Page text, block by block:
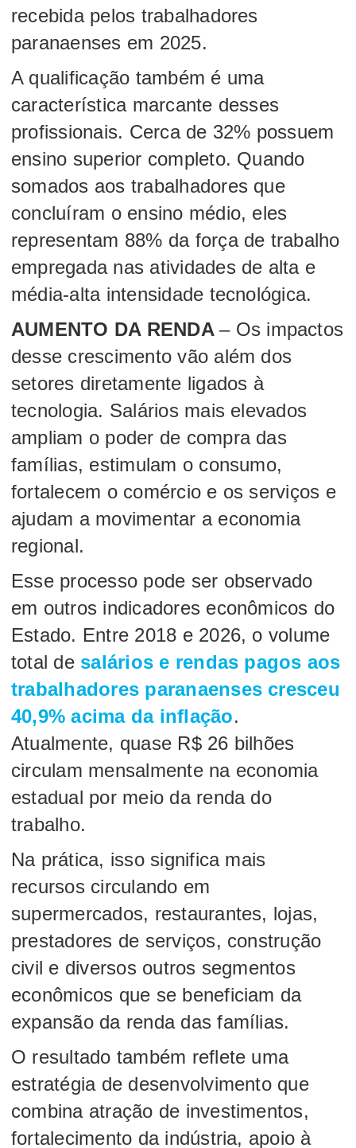
recebida pelos trabalhadores
paranaenses em 2025.
A qualificação também é uma
característica marcante desses
profissionais. Cerca de 32% possuem
ensino superior completo. Quando
somados aos trabalhadores que
concluíram o ensino médio, eles
representam 88% da força de trabalho
empregada nas atividades de alta e
média-alta intensidade tecnológica.
AUMENTO DA RENDA– Os impactos
desse crescimento vão além dos
setores diretamente ligados à
tecnologia. Salários mais elevados
ampliam o poder de compra das
famílias, estimulam o consumo,
fortalecem o comércio e os serviços e
ajudam a movimentar a economia
regional.
Esse processo pode ser observado
em outros indicadores econômicos do
Estado. Entre 2018 e 2026, o volume
total de salários e rendas pagos aos
trabalhadores paranaenses cresceu
40,9% acima da inflação.
Atualmente, quase R$ 26 bilhões
circulam mensalmente na economia
estadual por meio da renda do
trabalho.
Na prática, isso significa mais
recursos circulando em
supermercados, restaurantes, lojas,
prestadores de serviços, construção
civil e diversos outros segmentos
econômicos que se beneficiam da
expansão da renda das famílias.
O resultado também reflete uma
estratégia de desenvolvimento que
combina atração de investimentos,
fortalecimento da indústria, apoio à